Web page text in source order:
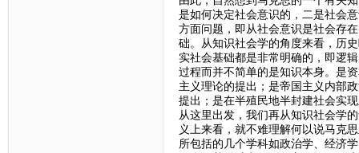
是如何决定社会意识的，二是社会
方面问题，即从社会意识是社会存
础。从知识社会学的角度来看，历
实社会基础都是非常明确的，即逻
过程而并不简单的是知识本身。是
主义理论的提出；是帝国主义内部
提出；是在半殖民地半封建社会实
从这里出发，我们再从知识社会学
义上来看，就不难理解何以说马克
所包括的几个学科如政治学、经济